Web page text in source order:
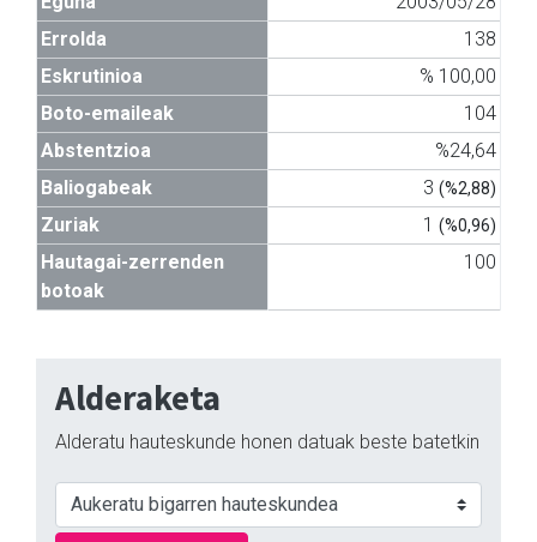
Errolda
138
Eskrutinioa
% 100,00
Boto-emaileak
104
Abstentzioa
%24,64
Baliogabeak
3 (%2,88)
Zuriak 1 (%0,96)
Hautagai-zerrenden
botoak
100
Alderaketa
Alderatu hauteskunde honen datuak beste batetkin